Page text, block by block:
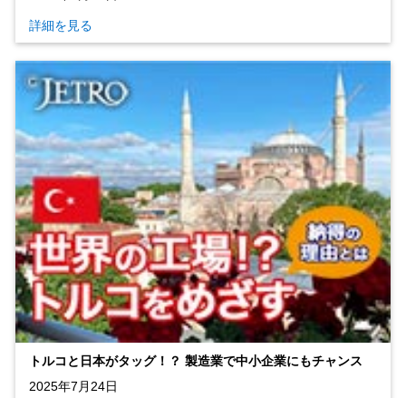
詳細を見る
トルコと日本がタッグ！？ 製造業で中小企業にもチャンス
2025年7月24日